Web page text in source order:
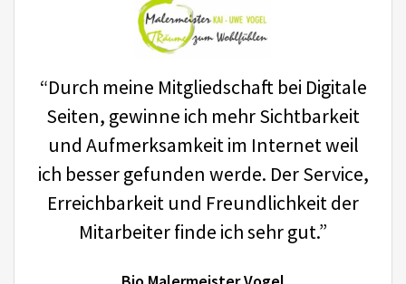
“Durch meine Mitgliedschaft bei Digitale
Seiten, gewinne ich mehr Sichtbarkeit
und Aufmerksamkeit im Internet weil
ich besser gefunden werde. Der Service,
Erreichbarkeit und Freundlichkeit der
Mitarbeiter finde ich sehr gut.”